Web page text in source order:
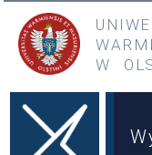
Przejdź do treści
Przejdź do menu głównego
W